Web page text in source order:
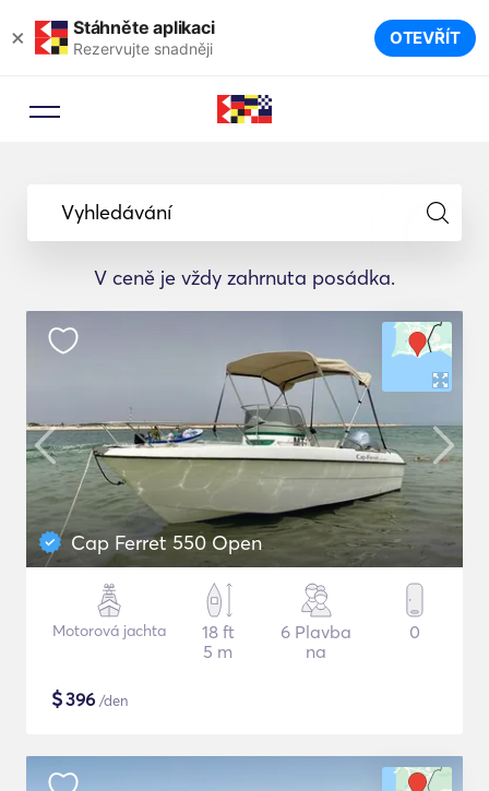
× Stáhněte aplikaci
Rezervujte snadněji OTEVŘÍT
Vyhledávání
V ceně je vždy zahrnuta posádka.
Cap Ferret 550 Open
Motorová jachta
18 ft
5 m
6 Plavba
na
0
$396 /den